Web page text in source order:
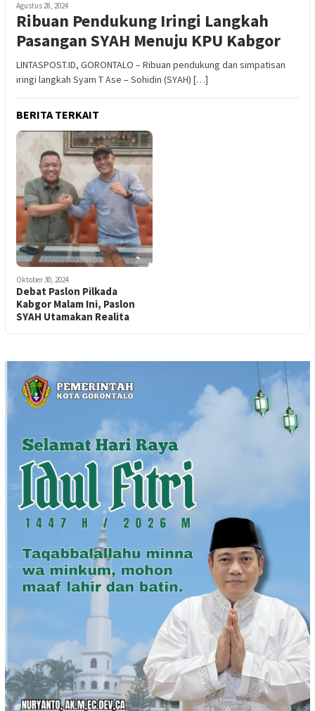
Agustus 28, 2024
Ribuan Pendukung Iringi Langkah
Pasangan SYAH Menuju KPU Kabgor
LINTASPOST.ID, GORONTALO – Ribuan pendukung dan simpatisan
iringi langkah Syam T Ase – Sohidin (SYAH) […]
BERITA TERKAIT
Oktober 30, 2024
Debat Paslon Pilkada
Kabgor Malam Ini, Paslon
SYAH Utamakan Realita